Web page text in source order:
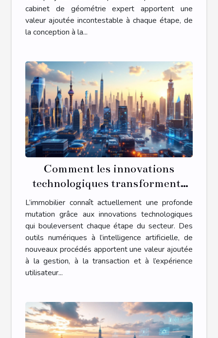
cabinet de géométrie expert apportent une
valeur ajoutée incontestable à chaque étape, de
la conception à la...
Comment les innovations
technologiques transforment-
elles l'immobilier ?
L’immobilier connaît actuellement une profonde
mutation grâce aux innovations technologiques
qui bouleversent chaque étape du secteur. Des
outils numériques à l’intelligence artificielle, de
nouveaux procédés apportent une valeur ajoutée
à la gestion, à la transaction et à l’expérience
utilisateur...